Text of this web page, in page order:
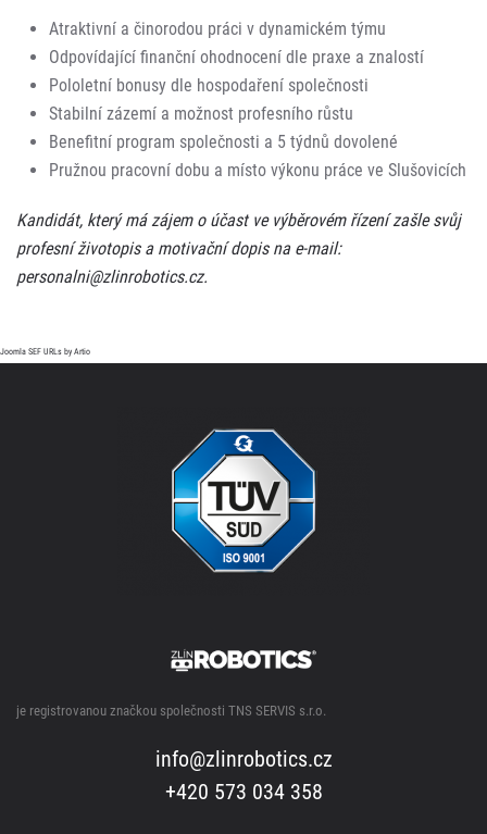
Atraktivní a činorodou práci v dynamickém týmu
Odpovídající finanční ohodnocení dle praxe a znalostí
Pololetní bonusy dle hospodaření společnosti
Stabilní zázemí a možnost profesního růstu
Benefitní program společnosti a 5 týdnů dovolené
Pružnou pracovní dobu a místo výkonu práce ve Slušovicích
Kandidát, který má zájem o účast ve výběrovém řízení zašle svůj
profesní životopis a motivační dopis na e-mail:
personalni@zlinrobotics.cz.
Joomla SEF URLs by Artio
je registrovanou značkou společnosti TNS SERVIS s.r.o.
info@zlinrobotics.cz
+420 573 034 358